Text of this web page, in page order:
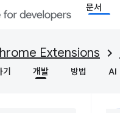
문서
Extensions
기 개발 방법 AI